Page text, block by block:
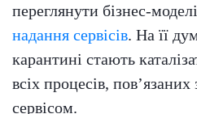
переглянути бізнес-
надання сервісів. На її
карантині стають
всіх процесів,
сервісом.